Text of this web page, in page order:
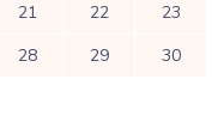
21 22
23
28 29
30